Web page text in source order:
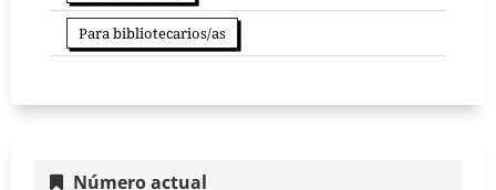
Para bibliotecarios/as
Número actual